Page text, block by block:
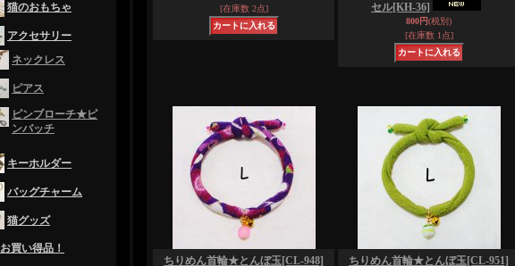
猫のおもちゃ
アクセサリー
ネックレス
ピアス
ピンブローチ★ピ
ンバッチ
キーホルダー
バッグチャーム
猫グッズ
お買い得品！
[在庫数 2点]
セル[KH-36]
800円(税別)
[在庫数 1点]
ちりめん首輪★とんぼ玉[CL-948] ちりめん首輪★とんぼ玉[CL-951]